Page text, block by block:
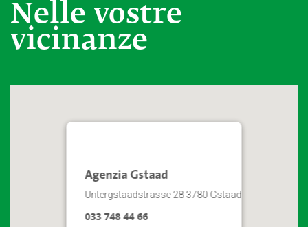
Nelle vostre
vicinanze
Agenzia Gstaad
Untergstaadstrasse 28 3780 Gstaad
033 748 44 66